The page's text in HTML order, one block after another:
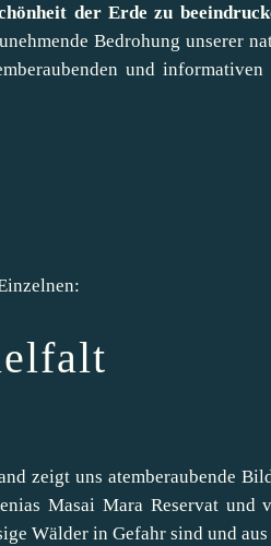
der Erde zu
Bedrohung unserer
und
zeigt uns atemberaubende
Masai Mara Reservat
Wälder in Gefahr sind und